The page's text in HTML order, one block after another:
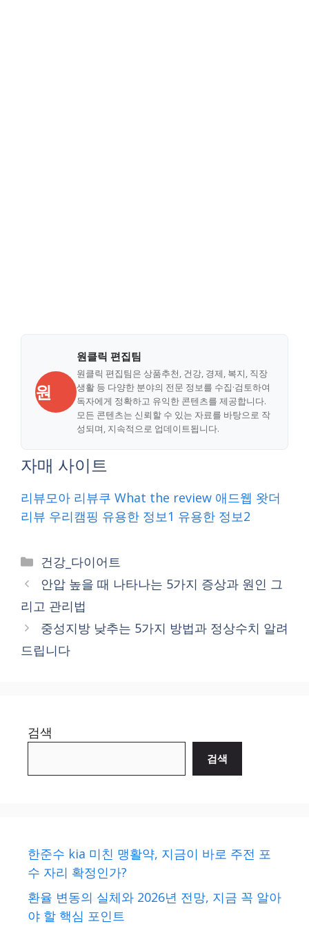
원
원클릭 편집팀
원클릭 편집팀은 상품추천, 건강, 경제, 복지, 직장
생활 등 다양한 분야의 전문 정보를 수집·검토하여
독자에게 정확하고 유익한 콘텐츠를 제공합니다.
모든 콘텐츠는 신뢰할 수 있는 자료를 바탕으로 작
성되며, 지속적으로 업데이트됩니다.
자매 사이트
리뷰모아 리뷰쿠 What the review 애드웹 왓더
리뷰 우리캠핑 유용한 정보1 유용한 정보2
Categories
건강_다이어트
안압 높을 때 나타나는 5가지 증상과 원인 그
리고 관리법
중성지방 낮추는 5가지 방법과 정상수치 알려
드립니다
검색
검색
한준수 kia 미친 맹활약, 지금이 바로 주전 포
수 자리 확정인가?
환율 변동의 실체와 2026년 전망, 지금 꼭 알아
야 할 핵심 포인트